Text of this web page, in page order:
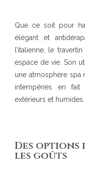
Que ce soit pour
élégant et
l’italienne, le
espace de vie. Son
une atmosphère spa
intempéries en
extérieurs et humides.
Des
les goûts